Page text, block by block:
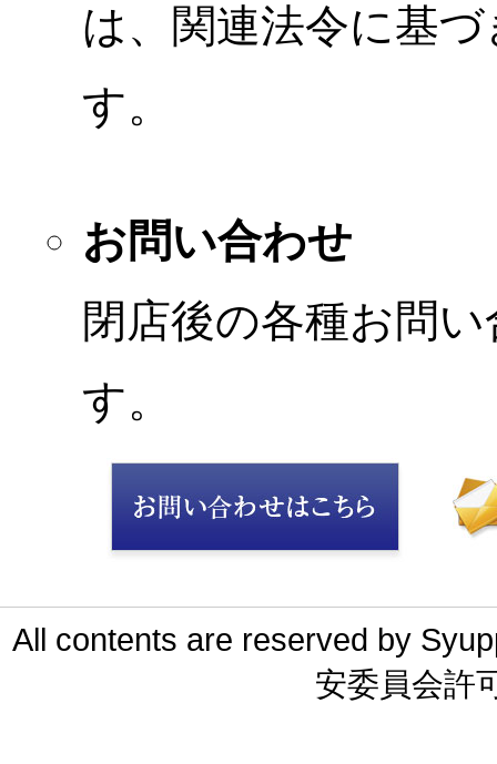
は、関連法令に基
す。
お問い合わせ
閉店後の各種お問
す。
All contents are reserved by
安委員会許